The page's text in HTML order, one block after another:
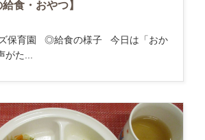
食・おやつ】
保育園 ◎給食の様子 今日は「おか
た...